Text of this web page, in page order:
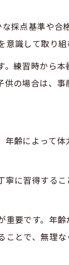
解説
検定対策
準を理解する
採点基準や合
意識して取り
練習時から
の場合は、
齢によって
に習得する
要です。年
とで、無理